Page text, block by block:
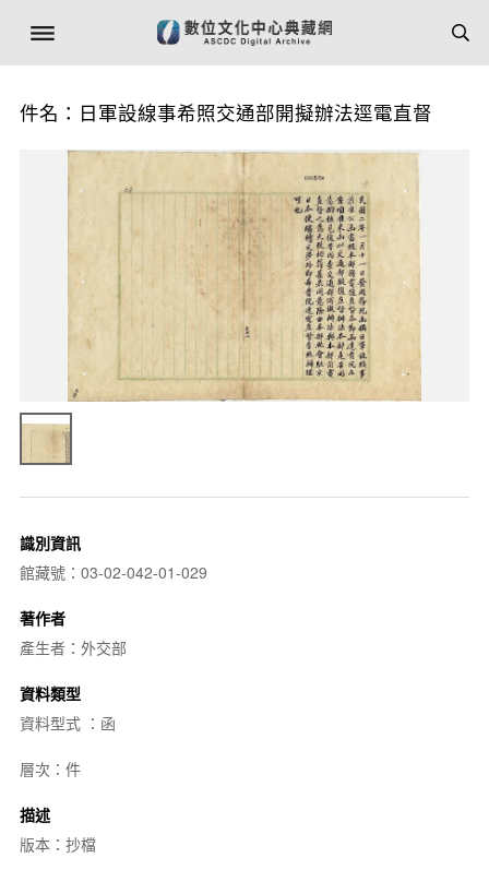
件名：日軍設線事希照交通部開擬辦法逕電直督
識別資訊
館藏號：03-02-042-01-029
著作者
產生者：外交部
資料類型
資料型式 ：函
層次：件
描述
版本：抄檔